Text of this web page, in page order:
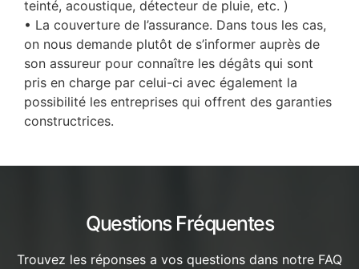
teinté, acoustique, détecteur de pluie, etc. )
• La couverture de l’assurance. Dans tous les cas,
on nous demande plutôt de s’informer auprès de
son assureur pour connaître les dégâts qui sont
pris en charge par celui-ci avec également la
possibilité les entreprises qui offrent des garanties
constructrices.
Questions Fréquentes
Trouvez les réponses a vos questions dans notre FAQ